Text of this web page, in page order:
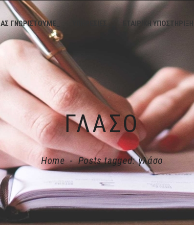
ΑΣ ΓΝΩΡΙΣΤΟΥΜΕ_ ΕΤΑΙΡΙΚΗ ΥΠΟΣΤΗΡΙΞΗ_
ΓΛΆΣΟ
Home - Posts tagged: γλάσο